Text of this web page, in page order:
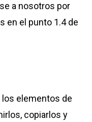
a nosotros por
en el punto 1.4 de
los elementos de
copiarlos y